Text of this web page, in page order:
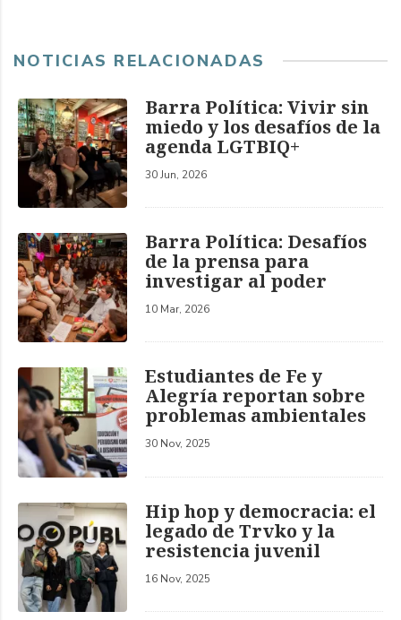
NOTICIAS RELACIONADAS
Barra Política: Vivir sin
miedo y los desafíos de la
agenda LGTBIQ+
30 Jun, 2026
Barra Política: Desafíos
de la prensa para
investigar al poder
10 Mar, 2026
Estudiantes de Fe y
Alegría reportan sobre
problemas ambientales
30 Nov, 2025
Hip hop y democracia: el
legado de Trvko y la
resistencia juvenil
16 Nov, 2025